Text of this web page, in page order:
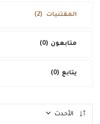
الدخول
المقتنيات (2)
متابعون (0)
يتابع (0)